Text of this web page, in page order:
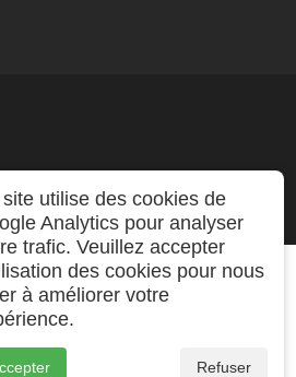
site utilise des cookies de
Analytics pour analyser
trafic. Veuillez accepter
des cookies pour nous
à améliorer votre
Refuser